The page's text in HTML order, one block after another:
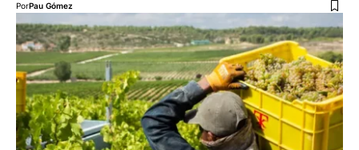
PorPau Gómez